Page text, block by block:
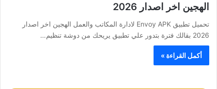
الهجين اخر اصدار 2026
تحميل تطبيق Envoy APK لادارة المكاتب والعمل الهجين اخر اصدار
2026 بقالك فترة بتدور علي تطبيق يريحك من دوشة تنظيم…
أكمل القراءة »